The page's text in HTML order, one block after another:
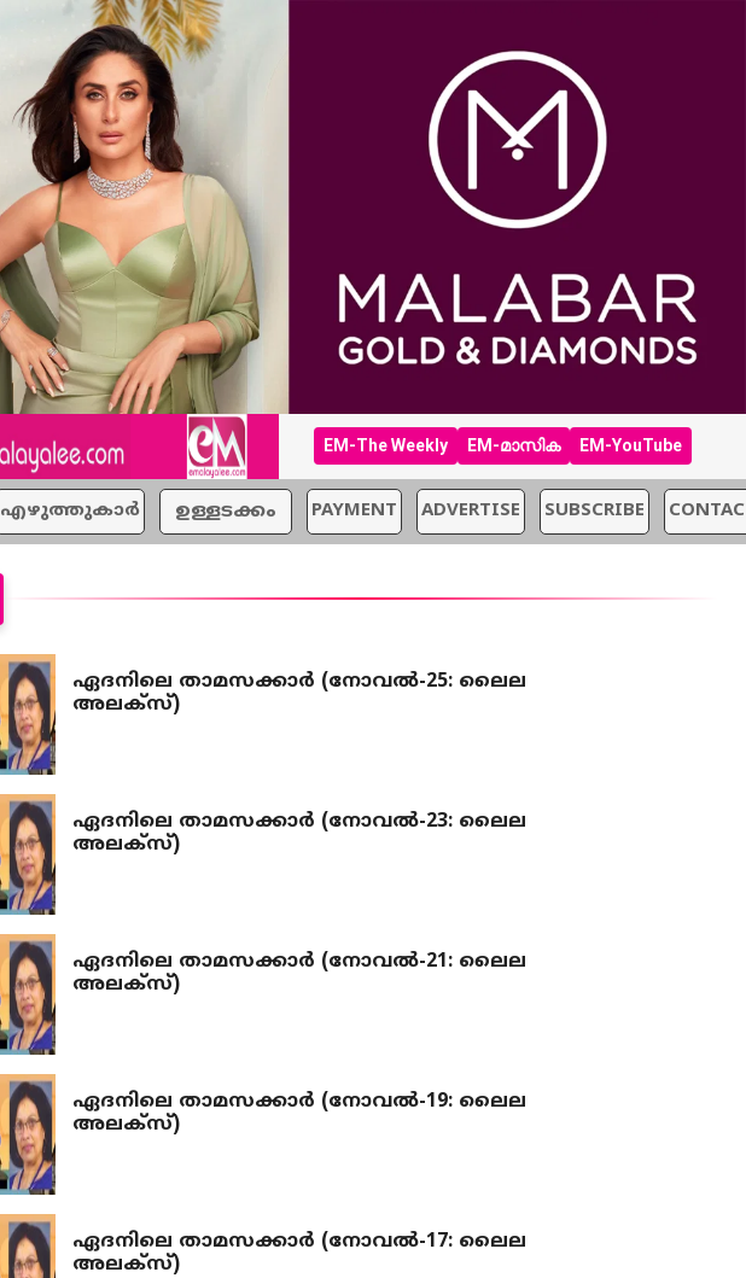
EM-The Weekly EM-മാസിക EM-YouTube
എഴുത്തുകാര്‍ ഉള്ളടക്കം PAYMENT ADVERTISE SUBSCRIBE
ഏദനിലെ താമസക്കാർ (നോവല്‍-25: ലൈല
അലക്‌സ്)
ഏദനിലെ താമസക്കാർ (നോവല്‍-23: ലൈല
അലക്‌സ്)
ഏദനിലെ താമസക്കാർ (നോവല്‍-21: ലൈല
അലക്‌സ്)
ഏദനിലെ താമസക്കാർ (നോവല്‍-19: ലൈല
അലക്‌സ്)
ഏദനിലെ താമസക്കാർ (നോവല്‍-17: ലൈല
അലക്‌സ്)